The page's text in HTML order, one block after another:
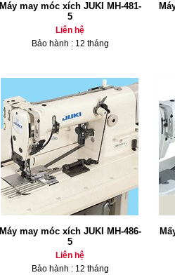
Máy may móc xích JUKI MH-481-
5
Liên hệ
Bảo hành : 12 tháng
Máy may móc xích JUKI MH-486-
5
Liên hệ
Bảo hành : 12 tháng